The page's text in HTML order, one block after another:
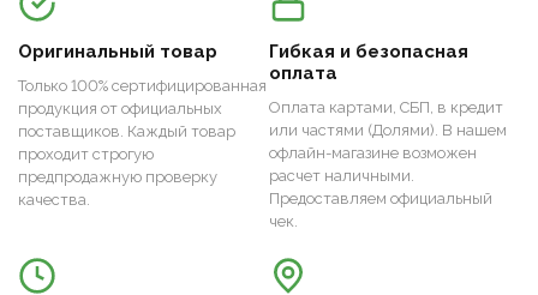
Оригинальный товар
Только 100% сертифицированная
продукция от официальных
поставщиков. Каждый товар
проходит строгую
предпродажную проверку
качества.
Гибкая и безопасная
оплата
Оплата картами, СБП, в кредит
или частями (Долями). В нашем
офлайн-магазине возможен
расчет наличными.
Предоставляем официальный
чек.